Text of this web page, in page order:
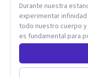
Durante nuestra
experimentar
todo nuestro cuerpo y entender nuestro maravilloso cerebro,
es fundamental para
Damian esta
herramientas
mente, alma y SER. El cómo percibimos y manejamos